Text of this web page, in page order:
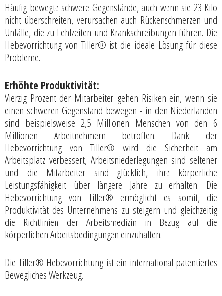
Häufig bewegte schwere Gegenstände, auch wenn sie 23 Kilo
nicht überschreiten, verursachen auch Rückenschmerzen und
Unfälle, die zu Fehlzeiten und Krankschreibungen führen. Die
Hebevorrichtung von Tiller® ist die ideale Lösung für diese
Probleme.
Erhöhte Produktivität:
Vierzig Prozent der Mitarbeiter gehen Risiken ein, wenn sie
einen schweren Gegenstand bewegen - in den Niederlanden
sind beispielsweise 2,5 Millionen Menschen von den 6
Millionen Arbeitnehmern betroffen. Dank der
Hebevorrichtung von Tiller® wird die Sicherheit am
Arbeitsplatz verbessert, Arbeitsniederlegungen sind seltener
und die Mitarbeiter sind glücklich, ihre körperliche
Leistungsfähigkeit über längere Jahre zu erhalten. Die
Hebevorrichtung von Tiller® ermöglicht es somit, die
Produktivität des Unternehmens zu steigern und gleichzeitig
die Richtlinien der Arbeitsmedizin in Bezug auf die
körperlichen Arbeitsbedingungen einzuhalten.
Die Tiller® Hebevorrichtung ist ein international patentiertes
Bewegliches Werkzeug.